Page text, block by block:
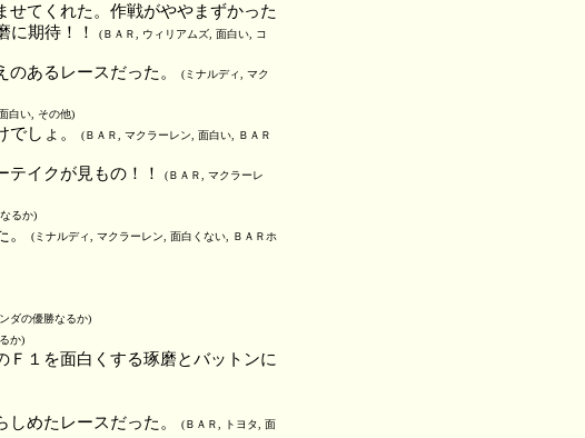
てくれた。作戦がややまずかった
に期待！！
(ＢＡＲ, ウィリアムズ, 面白い, コ
あるレースだった。
(ミナルディ, マク
白い, その他)
でしょ。 (ＢＡＲ, マクラーレン, 面白い, ＢＡＲ
イクが見もの！！
(ＢＡＲ, マクラーレ
るか)
。 (ミナルディ, マクラーレン, 面白くない, ＢＡＲホ
ダの優勝なるか)
か)
１を面白くする琢磨とバットンに
めたレースだった。 (ＢＡＲ, トヨタ, 面